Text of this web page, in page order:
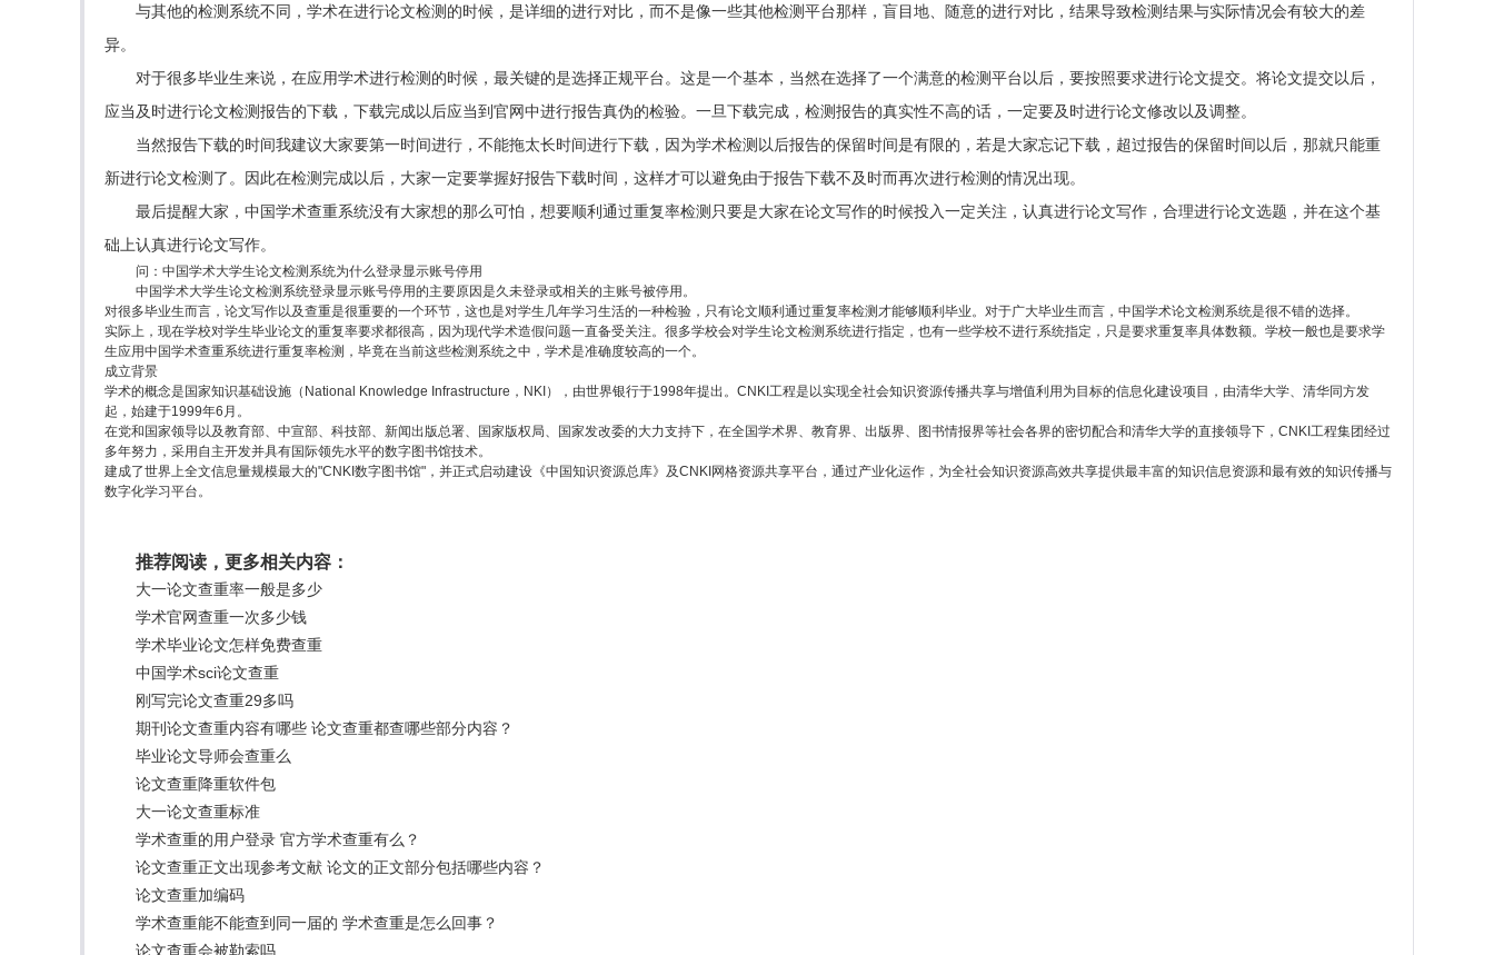
与其他的检测系统不同，学术在进行论文检测的时候，是详细的进行对比，而不是像一些其他检测平台那样，盲目地、随意的进行对比，结果导致检测结果与实际情况会有较大的差
异。
对于很多毕业生来说，在应用学术进行检测的时候，最关键的是选择正规平台。这是一个基本，当然在选择了一个满意的检测平台以后，要按照要求进行论文提交。将论文提交以后，
应当及时进行论文检测报告的下载，下载完成以后应当到官网中进行报告真伪的检验。一旦下载完成，检测报告的真实性不高的话，一定要及时进行论文修改以及调整。
当然报告下载的时间我建议大家要第一时间进行，不能拖太长时间进行下载，因为学术检测以后报告的保留时间是有限的，若是大家忘记下载，超过报告的保留时间以后，那就只能重
新进行论文检测了。因此在检测完成以后，大家一定要掌握好报告下载时间，这样才可以避免由于报告下载不及时而再次进行检测的情况出现。
最后提醒大家，中国学术查重系统没有大家想的那么可怕，想要顺利通过重复率检测只要是大家在论文写作的时候投入一定关注，认真进行论文写作，合理进行论文选题，并在这个基
础上认真进行论文写作。
问：中国学术大学生论文检测系统为什么登录显示账号停用
中国学术大学生论文检测系统登录显示账号停用的主要原因是久未登录或相关的主账号被停用。
对很多毕业生而言，论文写作以及查重是很重要的一个环节，这也是对学生几年学习生活的一种检验，只有论文顺利通过重复率检测才能够顺利毕业。对于广大毕业生而言，中国学术论文检测系统是很不错的选择。
实际上，现在学校对学生毕业论文的重复率要求都很高，因为现代学术造假问题一直备受关注。很多学校会对学生论文检测系统进行指定，也有一些学校不进行系统指定，只是要求重复率具体数额。学校一般也是要求学
生应用中国学术查重系统进行重复率检测，毕竟在当前这些检测系统之中，学术是准确度较高的一个。
成立背景
学术的概念是国家知识基础设施（National Knowledge Infrastructure，NKI），由世界银行于1998年提出。CNKI工程是以实现全社会知识资源传播共享与增值利用为目标的信息化建设项目，由清华大学、清华同方发
起，始建于1999年6月。
在党和国家领导以及教育部、中宣部、科技部、新闻出版总署、国家版权局、国家发改委的大力支持下，在全国学术界、教育界、出版界、图书情报界等社会各界的密切配合和清华大学的直接领导下，CNKI工程集团经过
多年努力，采用自主开发并具有国际领先水平的数字图书馆技术。
建成了世界上全文信息量规模最大的"CNKI数字图书馆"，并正式启动建设《中国知识资源总库》及CNKI网格资源共享平台，通过产业化运作，为全社会知识资源高效共享提供最丰富的知识信息资源和最有效的知识传播与
数字化学习平台。
推荐阅读，更多相关内容：
大一论文查重率一般是多少
学术官网查重一次多少钱
学术毕业论文怎样免费查重
中国学术sci论文查重
刚写完论文查重29多吗
期刊论文查重内容有哪些 论文查重都查哪些部分内容？
毕业论文导师会查重么
论文查重降重软件包
大一论文查重标准
学术查重的用户登录 官方学术查重有么？
论文查重正文出现参考文献 论文的正文部分包括哪些内容？
论文查重加编码
学术查重能不能查到同一届的 学术查重是怎么回事？
论文查重会被勒索吗